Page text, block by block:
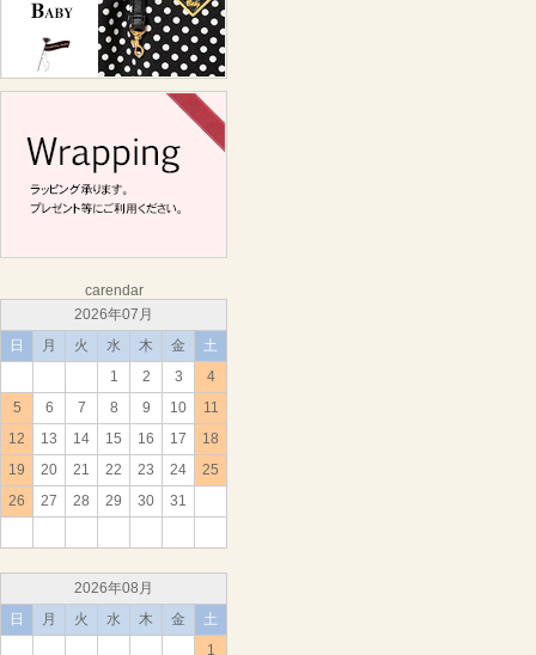
carendar
2026年07月
日
月 火 水 木 金
土
1
2 3
4
5
6 7 8 9 10
11
12
13 14 15 16 17
18
19
20 21 22 23 24
25
26
27 28 29 30 31
2026年08月
日
月 火 水 木 金
土
1